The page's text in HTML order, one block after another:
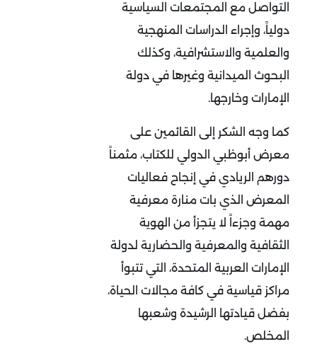
التواصل مع المجتمعات السياسية
دولياً، وإجراء الدراسات المنهجية
والعلمية والاستشرافية، وكذلك
البحوث الميدانية وغيرها في دولة
الإمارات وخارجها.
كما وجه الشكر إلى القائمين على
معرض أبوظبي الدولي للكتاب، مثمناً
دورهم الريادي في إنجاح فعاليات
المعرض الذي بات منارة معرفية
مهمة وجزءاً لا يتجزأ من الهوية
الثقافية والمعرفية والحضارية لدولة
الإمارات العربية المتحدة، التي تتبوأ
مراكز قياسية في كافة مجالات الحياة،
بفضل قيادتها الرشيدة وشعبها
المخلص.